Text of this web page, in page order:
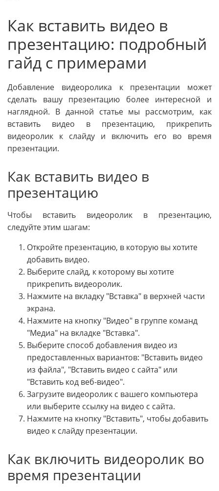
Как вставить видео в
презентацию: подробный
гайд с примерами
Добавление видеоролика к презентации может
сделать вашу презентацию более интересной и
наглядной. В данной статье мы рассмотрим, как
вставить видео в презентацию, прикрепить
видеоролик к слайду и включить его во время
презентации.
Как вставить видео в
презентацию
Чтобы вставить видеоролик в презентацию,
следуйте этим шагам:
Откройте презентацию, в которую вы хотите
добавить видео.
Выберите слайд, к которому вы хотите
прикрепить видеоролик.
Нажмите на вкладку "Вставка" в верхней части
экрана.
Нажмите на кнопку "Видео" в группе команд
"Медиа" на вкладке "Вставка".
Выберите способ добавления видео из
предоставленных вариантов: "Вставить видео
из файла", "Вставить видео с сайта" или
"Вставить код веб-видео".
Загрузите видеоролик с вашего компьютера
или выберите ссылку на видео с сайта.
Нажмите на кнопку "Вставить", чтобы добавить
видео к слайду презентации.
Как включить видеоролик во
время презентации